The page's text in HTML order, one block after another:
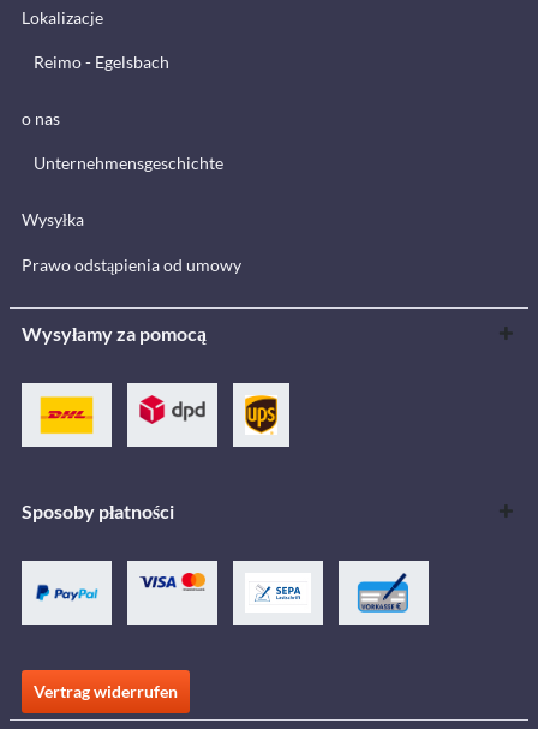
Lokalizacje
Reimo - Egelsbach
o nas
Unternehmensgeschichte
Wysyłka
Prawo odstąpienia od umowy
Wysyłamy za pomocą
Sposoby płatności
Vertrag widerrufen